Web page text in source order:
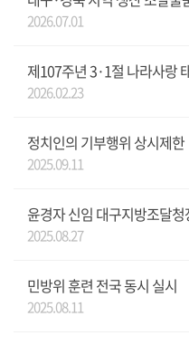
2026.07.01
제107주년 3·1절 나라사랑
2026.02.23
정치인의 기부행위 상시제한
2025.09.11
윤경자 신임 대구지방조달청
2025.08.27
민방위 훈련 전국 동시 실시
2025.08.11